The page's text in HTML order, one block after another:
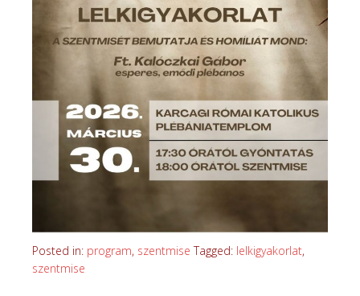
Posted in: program, szentmise Tagged: lelkigyakorlat,
szentmise